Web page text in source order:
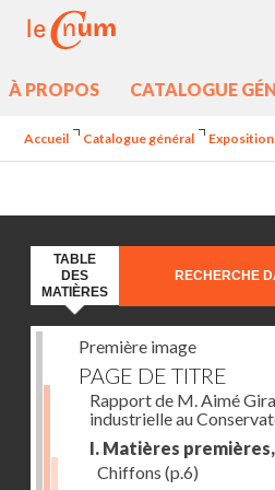
À PROPOS CATALOGUE
Accueil Catalogue général
TABLE
DES
MATIÈRES
RECHERCHE
Première image
PAGE DE TITRE
Rapport de M. Aimé
industrielle au
I. Matières
Chiffons (p.6)